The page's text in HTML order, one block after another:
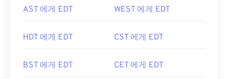
AST 에게 EDT WEST 에게 EDT
HDT 에게 EDT CST 에게 EDT
BST 에게 EDT CET 에게 EDT